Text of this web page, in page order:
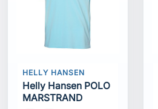
HELLY HANSEN
Helly Hansen POLO
MARSTRAND